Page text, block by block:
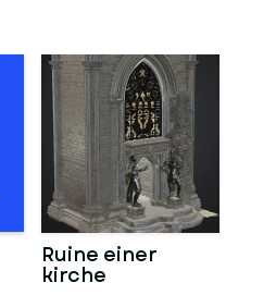
Ruine einer
kirche